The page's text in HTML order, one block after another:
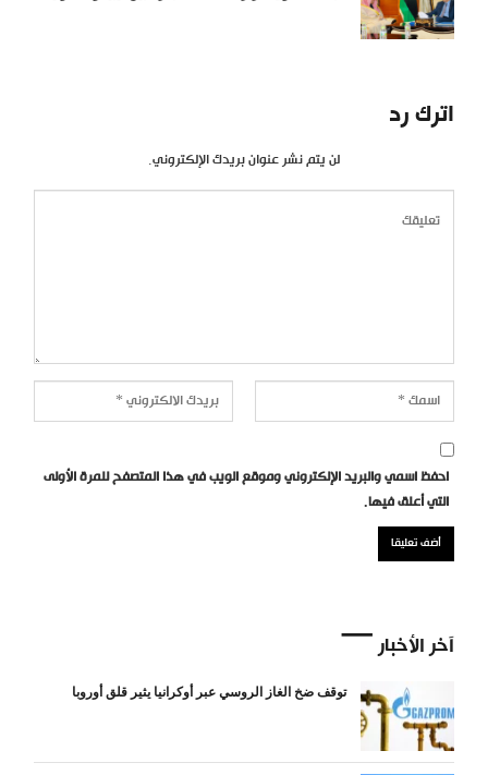
اترك رد
لن يتم نشر عنوان بريدك الإلكتروني.
احفظ اسمي والبريد الإلكتروني وموقع الويب في هذا المتصفح للمرة الأولى
التي أعلق فيها.
آخر الأخبار
توقف ضخ الغاز الروسي عبر أوكرانيا يثير قلق أوروبا